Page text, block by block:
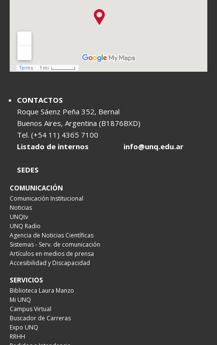
CONTACTOS
Roque Sáenz Peña 352, Bernal
Buenos Aires, Argentina (B1876BXD)
Tel. (+54 11) 4365 7100
Listado de internos
info@unq.edu.ar
SEDES
COMUNICACIÓN
Comunicación Institucional
Noticias
UNQtv
UNQ Radio
Agencia de Noticias Científicas
Sistemas - Serv. de comunicación
Artículos en medios de prensa
Accesibilidad y Discapacidad
SERVICIOS
Biblioteca Laura Manzo
Mi UNQ
Campus Virtual
Buscador de Carreras
Expo UNQ
RRHH